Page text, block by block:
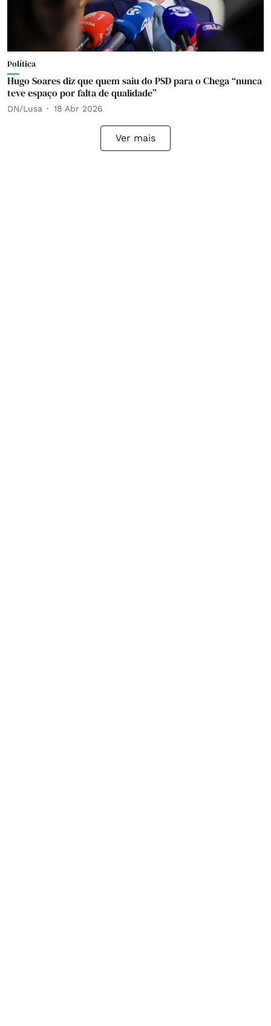
Política
Hugo Soares diz que quem saiu do PSD para o Chega “nunca
teve espaço por falta de qualidade”
DN/Lusa 18 Abr 2026
Ver mais